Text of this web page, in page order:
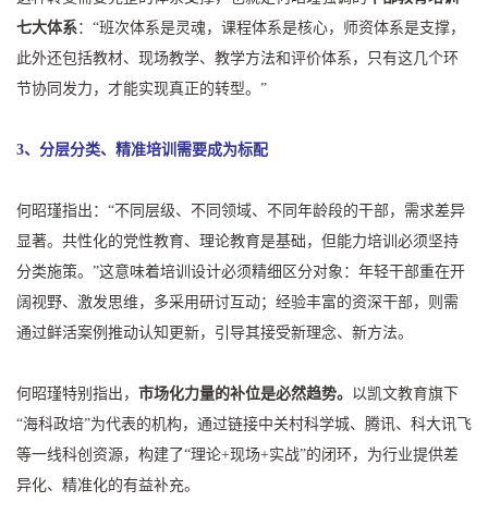
七大体系：“班次体系是灵魂，课程体系是核心，师资体系是支撑，
此外还包括教材、现场教学、教学方法和评价体系，只有这几个环
节协同发力，才能实现真正的转型。”
3、分层分类、精准培训需要成为标配
何昭瑾指出：“不同层级、不同领域、不同年龄段的干部，需求差异
显著。共性化的党性教育、理论教育是基础，但能力培训必须坚持
分类施策。”这意味着培训设计必须精细区分对象：年轻干部重在开
阔视野、激发思维，多采用研讨互动；经验丰富的资深干部，则需
通过鲜活案例推动认知更新，引导其接受新理念、新方法。
何昭瑾特别指出， 市场化力量的补位是必然趋势。 以凯文教育旗下
“海科政培”为代表的机构，通过链接中关村科学城、腾讯、科大讯飞
等一线科创资源，构建了“理论+现场+实战”的闭环，为行业提供差
异化、精准化的有益补充。